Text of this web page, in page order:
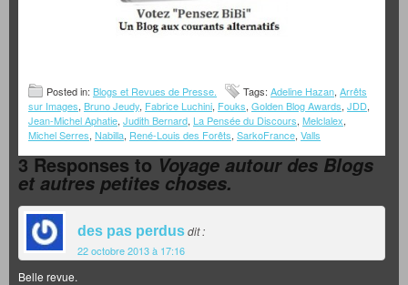
Posted in: Blogs et Revues de Presse. Tags: Adeline Hazan, Arrêts
sur Images, Bruno Jeudy, Fabrice Luchini, Fouks, Golden Blog Awards, JDD,
Jean-Michel Aphatie, Judith Bernard, La Pensée du Discours, Melclalex,
Michel Serres, Nabilla, René-Louis des Forêts, SarkoFrance, Valls
3 Responses toVoyage autour des Blogs
et autres petites choses.
des pas perdusdit :
22 octobre 2013 à 17:16
Belle revue.